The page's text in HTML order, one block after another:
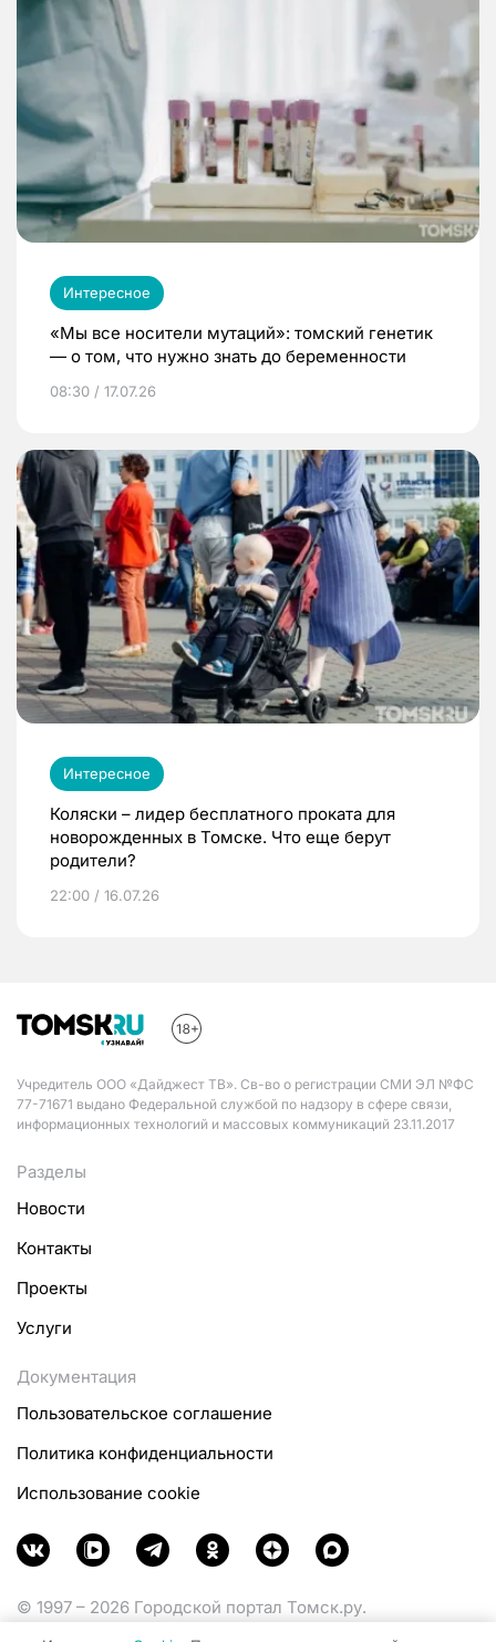
Интересное
«Мы все носители мутаций»: томский генетик
— о том, что нужно знать до беременности
08:30 / 17.07.26
Интересное
Коляски – лидер бесплатного проката для
новорожденных в Томске. Что еще берут
родители?
22:00 / 16.07.26
Учредитель ООО «Дайджест ТВ». Св-во о регистрации СМИ ЭЛ №ФС
77-71671 выдано Федеральной службой по надзору в сфере связи,
информационных технологий и массовых коммуникаций 23.11.2017
Разделы
Новости
Контакты
Проекты
Услуги
Документация
Пользовательское соглашение
Политика конфиденциальности
Использование cookie
© 1997 – 2026 Городской портал Томск.ру.